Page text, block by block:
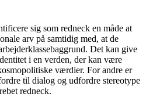
sig som redneck en måde at
arv på samtidig med, at de
Det kan give
i en verden, der kan være
værdier. For andre er
til dialog og udfordre stereotype
redneck.